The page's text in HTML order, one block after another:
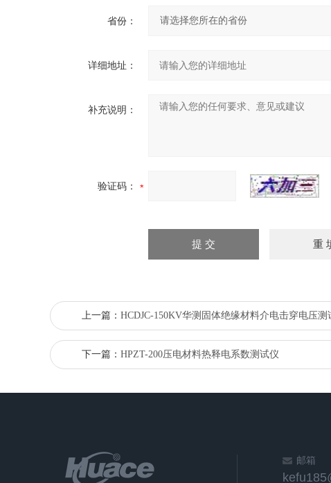
省份：
详细地址：
补充说明：
验证码：
上一篇： HCDJC-150KV华测固体绝缘材料介电击穿电压测
下一篇： HPZT-200压电材料热释电系数测试仪
邮箱